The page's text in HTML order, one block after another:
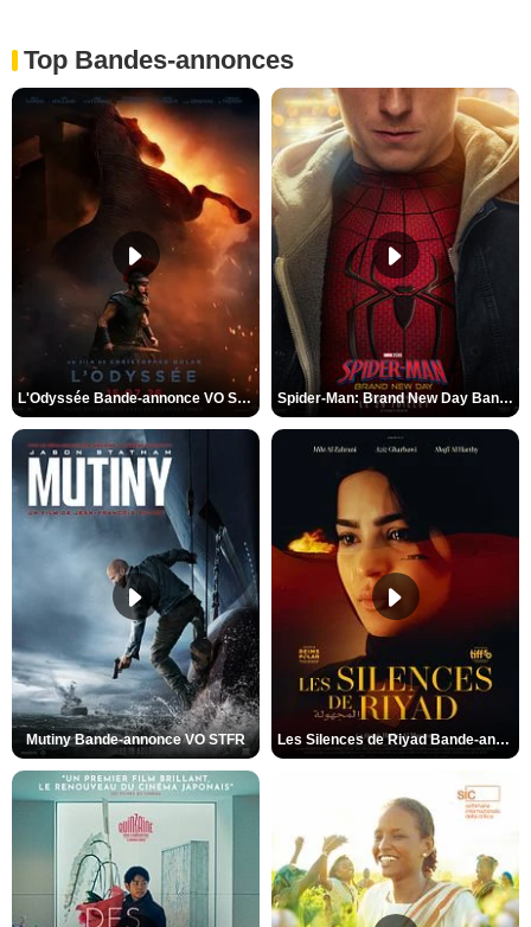
Top Bandes-annonces
L'Odyssée Bande-annonce VO STFR Spider-Man: Brand New Day Bande-annonce VO STFR
Mutiny Bande-annonce VO STFR Les Silences de Riyad Bande-annonce VO STFR